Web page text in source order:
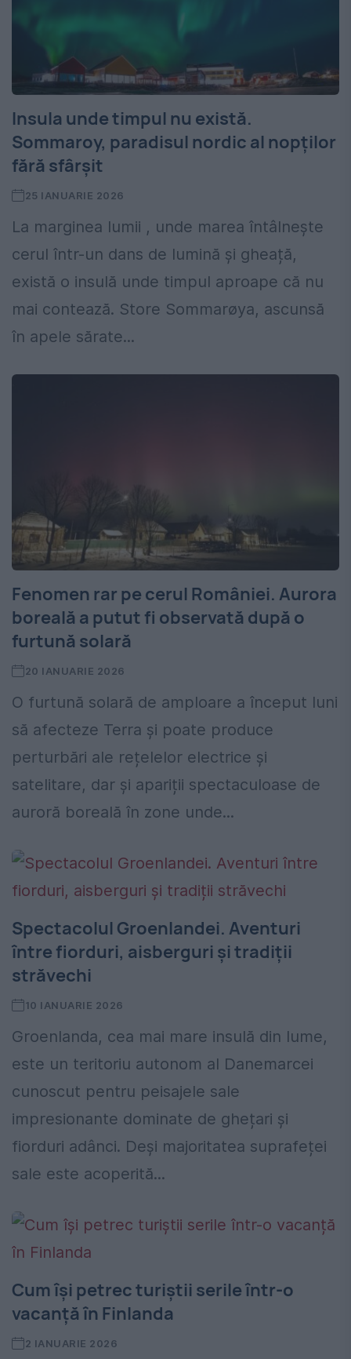
Insula unde timpul nu există.
Sommaroy, paradisul nordic al nopților
fără sfârșit
25 IANUARIE 2026
La marginea lumii , unde marea întâlnește
cerul într-un dans de lumină și gheață,
există o insulă unde timpul aproape că nu
mai contează. Store Sommarøya, ascunsă
în apele sărate...
Fenomen rar pe cerul României. Aurora
boreală a putut fi observată după o
furtună solară
20 IANUARIE 2026
O furtună solară de amploare a început luni
să afecteze Terra și poate produce
perturbări ale rețelelor electrice și
satelitare, dar și apariții spectaculoase de
auroră boreală în zone unde...
Spectacolul Groenlandei. Aventuri
între fiorduri, aisberguri și tradiții
străvechi
10 IANUARIE 2026
Groenlanda, cea mai mare insulă din lume,
este un teritoriu autonom al Danemarcei
cunoscut pentru peisajele sale
impresionante dominate de ghețari și
fiorduri adânci. Deși majoritatea suprafeței
sale este acoperită...
Cum își petrec turiștii serile într-o
vacanță în Finlanda
2 IANUARIE 2026